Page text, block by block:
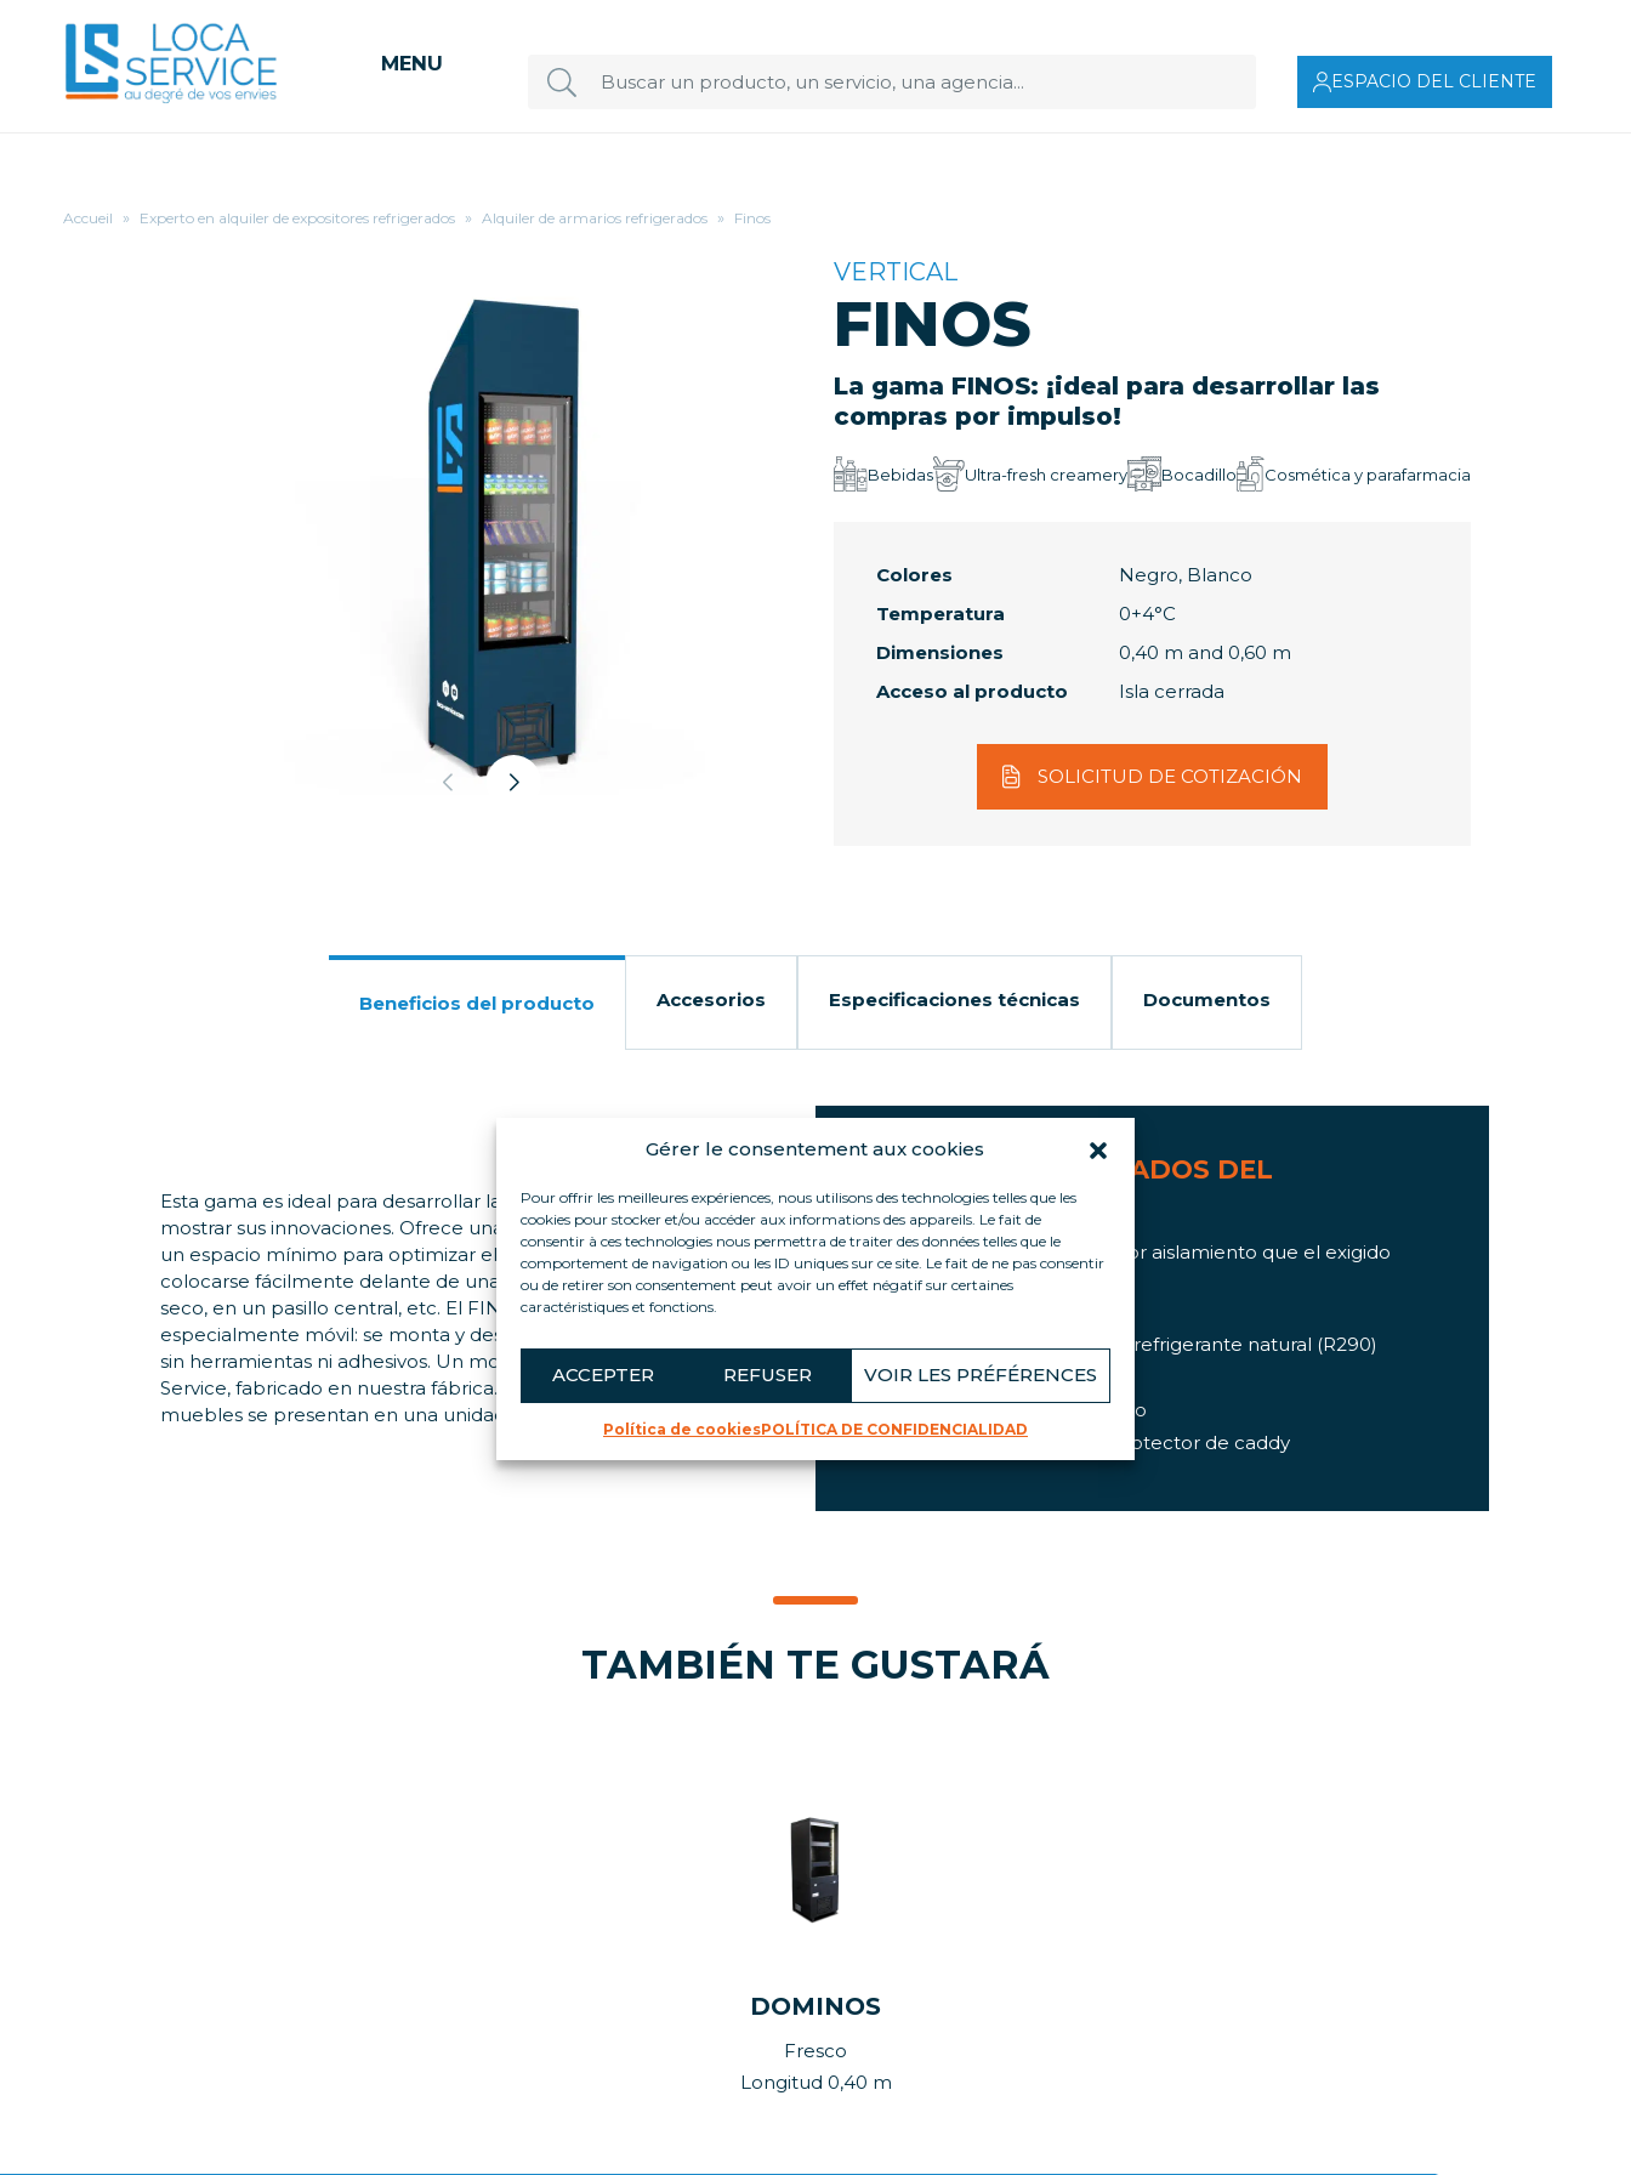
Gérer le consentement aux cookies
Pour offrir les meilleures expériences, nous utilisons des technologies telles que les
cookies pour stocker et/ou accéder aux informations des appareils. Le fait de
consentir à ces technologies nous permettra de traiter des données telles que le
comportement de navigation ou les ID uniques sur ce site. Le fait de ne pas consentir
ou de retirer son consentement peut avoir un effet négatif sur certaines
caractéristiques et fonctions.
ACCEPTER REFUSER VOIR LES PRÉFÉRENCES
Política de cookiesPOLÍTICA DE CONFIDENCIALIDAD
MENU
ESPACIO DEL CLIENTE
Accueil » Experto en alquiler de expositores refrigerados » Alquiler de armarios refrigerados » Finos
VERTICAL
FINOS
La gama FINOS: ¡ideal para desarrollar las
compras por impulso!
Bebidas Ultra-fresh creamery Bocadillo Cosmética y parafarmacia
Colores
Negro, Blanco
Temperatura
0+4°C
Dimensiones
0,40 m and 0,60 m
Acceso al producto
Isla cerrada
SOLICITUD DE COTIZACIÓN
Beneficios del producto Accesorios Especificaciones técnicas Documentos
Esta gama es ideal para desarrollar la venta cruzada y
mostrar sus innovaciones. Ofrece una capacidad máxima en
un espacio mínimo para optimizar el espacio: puede
colocarse fácilmente delante de una caja, en un estante
seco, en un pasillo central, etc. El FINOS 0,40m abierto es
especialmente móvil: se monta y desmonta en dos minutos
sin herramientas ni adhesivos. Un modelo exclusivo de Loca
Service, fabricado en nuestra fábrica. Todos nuestros
muebles se presentan en una unidad independiente.
ASPECTOS DESTACADOS DEL
PRODUCTO
Ocupa poco espacio Mejor aislamiento que el exigido
por las normas
Eficiencia energética con refrigerante natural (R290)
Soportes POS integrados
Ruedas giratorias con freno
Refuerzos integrados y protector de caddy
TAMBIÉN TE GUSTARÁ
DOMINOS
Fresco
Longitud 0,40 m